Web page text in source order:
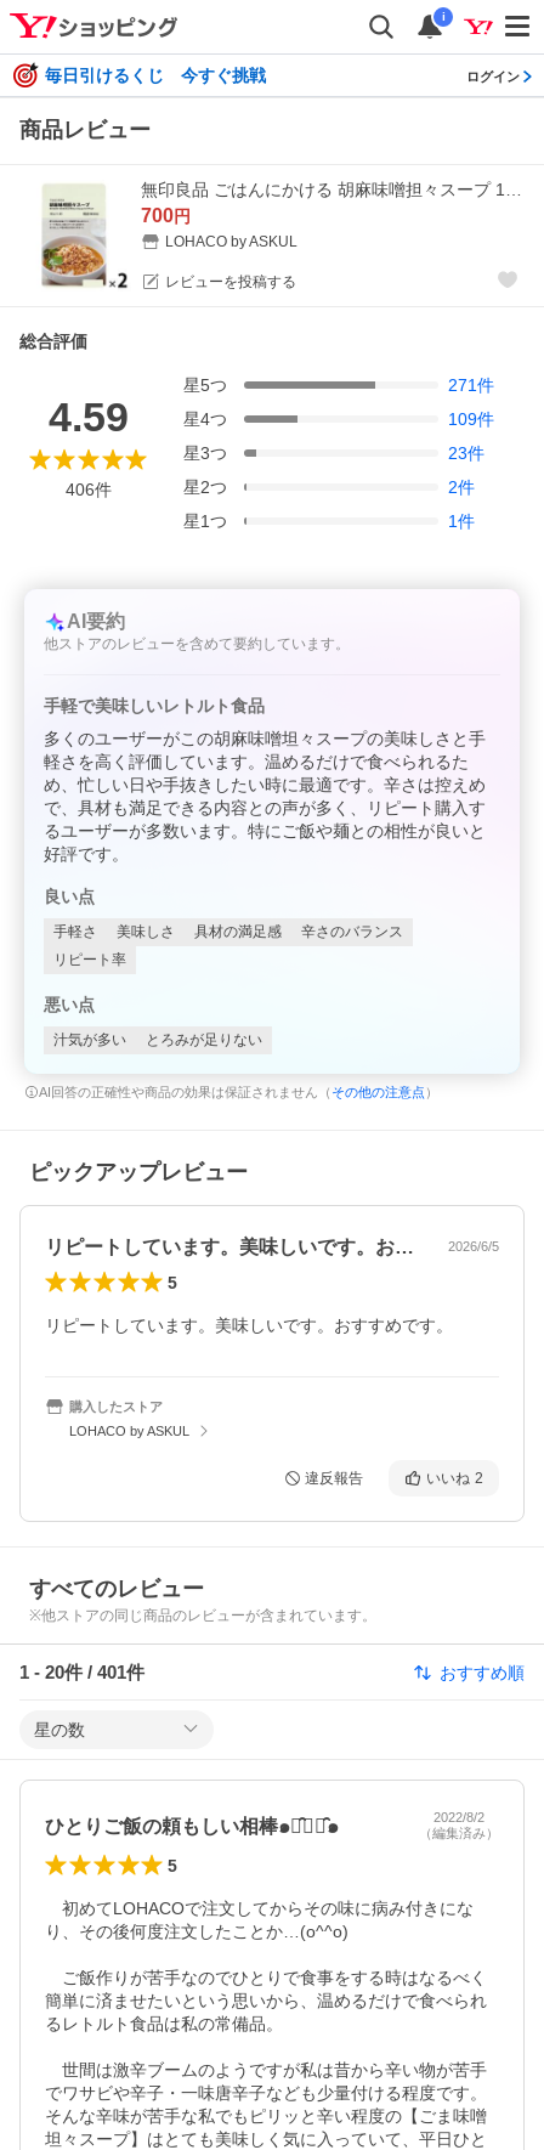
i
毎日引けるくじ 今すぐ挑戦 ログイン
商品レビュー
700円
LOHACO by ASKUL
レビューを投稿する
総合評価
4.59
406件
星5つ 271件
星4つ 109件
星3つ 23件
星2つ 2件
星1つ 1件
AI要約
他ストアのレビューを含めて要約しています。
手軽で美味しいレトルト食品
多くのユーザーがこの胡麻味噌坦々スープの美味しさと手
軽さを高く評価しています。温めるだけで食べられるた
め、忙しい日や手抜きしたい時に最適です。辛さは控えめ
で、具材も満足できる内容との声が多く、リピート購入す
るユーザーが多数います。特にご飯や麺との相性が良いと
好評です。
良い点
手軽さ 美味しさ 具材の満足感
辛さのバランス
リピート率
悪い点
汁気が多い とろみが足りない
AI回答の正確性や商品の効果は保証されません（ その他の注意点 ）
ピックアップレビュー
リピートしています。美味しいです。おす… 2026/6/5
5
リピートしています。美味しいです。おすすめです。
購入したストア
LOHACO by ASKUL
違反報告 いいね 2
すべてのレビュー
※他ストアの同じ商品のレビューが含まれています。
1 - 20件 / 401件 おすすめ順
星の数
ひとりご飯の頼もしい相棒๑･̑◡･̑๑
2022/8/2
（編集済み）
5
初めてLOHACOで注文してからその味に病み付きにな
り、その後何度注文したことか…(o^^o)
ご飯作りが苦手なのでひとりで食事をする時はなるべく
簡単に済ませたいという思いから、温めるだけで食べられ
るレトルト食品は私の常備品。
世間は激辛ブームのようですが私は昔から辛い物が苦手
でワサビや辛子・一味唐辛子なども少量付ける程度です。
そんな辛味が苦手な私でもピリッと辛い程度の【ごま味噌
坦々スープ】はとても美味しく気に入っていて、平日ひと